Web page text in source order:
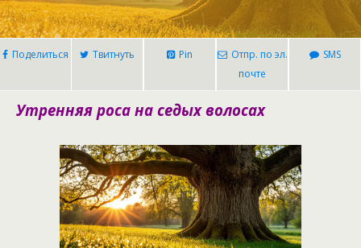
Поделиться Твитнуть Pin
Отпр. по эл.
почте
SMS
Утренняя роса на седых волосах